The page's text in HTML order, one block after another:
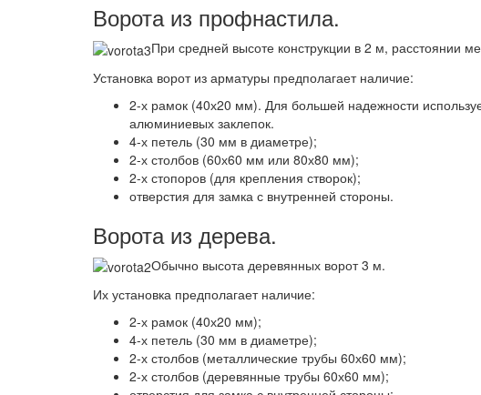
Ворота из профнастила.
При средней высоте конструкции в 2 м, расстоянии
Установка ворот из арматуры предполагает наличие:
2-х рамок (40х20 мм). Для большей надежности
алюминиевых заклепок.
4-х петель (30 мм в диаметре);
2-х столбов (60х60 мм или 80х80 мм);
2-х стопоров (для крепления створок);
отверстия для замка с внутренней стороны.
Ворота из дерева.
Обычно высота деревянных ворот 3 м.
Их установка предполагает наличие:
2-х рамок (40х20 мм);
4-х петель (30 мм в диаметре);
2-х столбов (металлические трубы 60х60 мм);
2-х столбов (деревянные трубы 60х60 мм);